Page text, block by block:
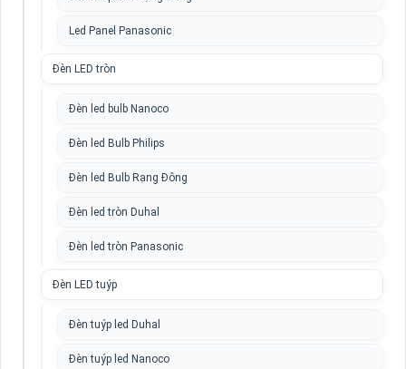
Led Panel Panasonic
Đèn LED tròn
Đèn led bulb Nanoco
Đèn led Bulb Philips
Đèn led Bulb Rạng Đông
Đèn led tròn Duhal
Đèn led tròn Panasonic
Đèn LED tuýp
Đèn tuýp led Duhal
Đèn tuýp led Nanoco